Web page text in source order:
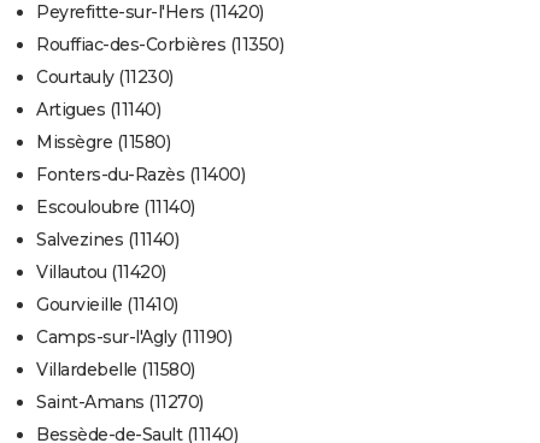
Peyrefitte-sur-l'Hers (11420)
Rouffiac-des-Corbières (11350)
Courtauly (11230)
Artigues (11140)
Missègre (11580)
Fonters-du-Razès (11400)
Escouloubre (11140)
Salvezines (11140)
Villautou (11420)
Gourvieille (11410)
Camps-sur-l'Agly (11190)
Villardebelle (11580)
Saint-Amans (11270)
Bessède-de-Sault (11140)